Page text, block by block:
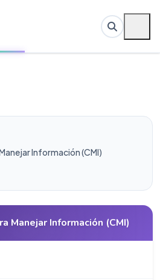
Información (CMI)
Manejar Información (CMI)